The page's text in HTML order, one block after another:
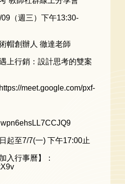
09（週三）下午13:30-
帽創辦人 徹達老師
上行銷：設計思考的雙案
meet.google.com/pxf-
起至7/7(一) 下午17:00止
入行事曆】：